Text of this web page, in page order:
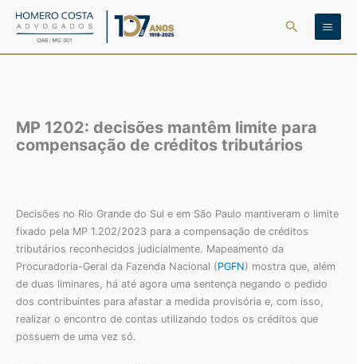
para
Pesquisar
MP 1202: decisões mantêm limite para
compensação de créditos tributários
Decisões no Rio Grande do Sul e em São Paulo mantiveram o limite
fixado pela MP 1.202/2023 para a compensação de créditos
tributários reconhecidos judicialmente. Mapeamento da
Procuradoria-Geral da Fazenda Nacional (PGFN) mostra que, além
de duas liminares, há até agora uma sentença negando o pedido
dos contribuintes para afastar a medida provisória e, com isso,
realizar o encontro de contas utilizando todos os créditos que
possuem de uma vez só.